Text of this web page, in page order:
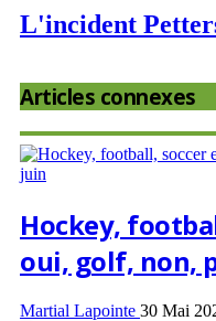
L'incident
Articles connexes
Hockey,
oui, golf, non,
Martial Lapointe 30 Mai